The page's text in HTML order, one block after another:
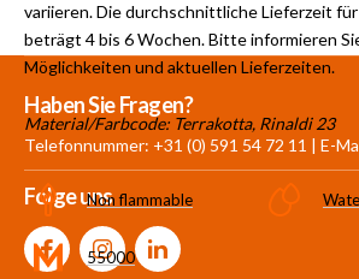
variieren. Die durchschnittliche Lieferzeit
beträgt 4 bis 6 Wochen. Bitte informieren
Möglichkeiten und aktuellen Lieferzeiten.
Material/Farbcode: Terrakotta, Rinaldi 23
Non flammable
55000
Mehr als 30.000
Produkte auf Lager
Showroom
Haben Sie Fragen?
Telefonnummer: +31 (0) 591 54 72 11 | E-
Folge uns